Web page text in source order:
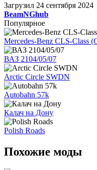
Загрузил 24 сентября 2024
BeamNGhub
Популярное
Mercedes-Benz CLS-Class
ВАЗ 2104/05/07
Arctic Circle SWDN
Autobahn 57k
Калач на Дону
Polish Roads
Похожие моды